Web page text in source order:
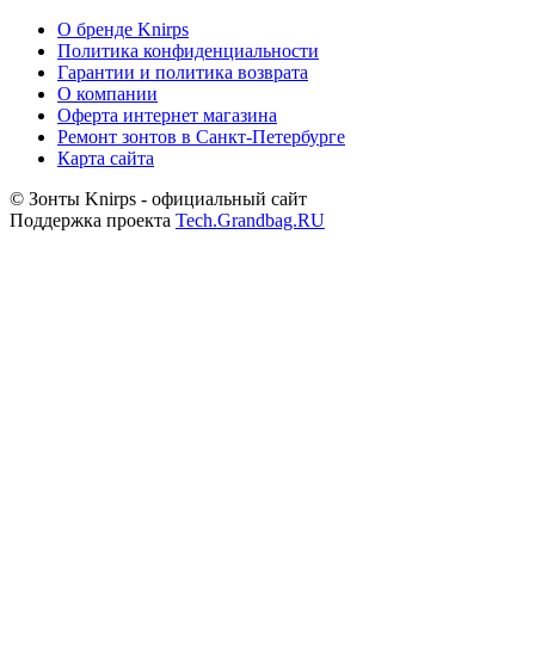
О бренде Knirps
Политика конфиденциальности
Гарантии и политика возврата
О компании
Оферта интернет магазина
Ремонт зонтов в Санкт-Петербурге
Карта сайта
© Зонты Knirps - официальный сайт
Поддержка проекта Tech.Grandbag.RU